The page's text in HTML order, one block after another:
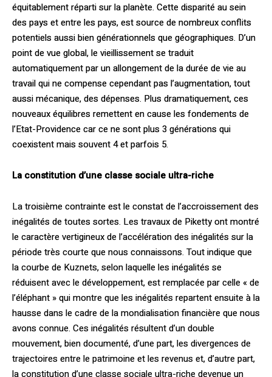
équitablement réparti sur la planète. Cette disparité au sein
des pays et entre les pays, est source de nombreux conflits
potentiels aussi bien générationnels que géographiques. D’un
point de vue global, le vieillissement se traduit
automatiquement par un allongement de la durée de vie au
travail qui ne compense cependant pas l’augmentation, tout
aussi mécanique, des dépenses. Plus dramatiquement, ces
nouveaux équilibres remettent en cause les fondements de
l’Etat-Providence car ce ne sont plus 3 générations qui
coexistent mais souvent 4 et parfois 5.
La constitution d’une classe sociale ultra-riche
La troisième contrainte est le constat de l’accroissement des
inégalités de toutes sortes. Les travaux de Piketty ont montré
le caractère vertigineux de l’accélération des inégalités sur la
période très courte que nous connaissons. Tout indique que
la courbe de Kuznets, selon laquelle les inégalités se
réduisent avec le développement, est remplacée par celle « de
l’éléphant » qui montre que les inégalités repartent ensuite à la
hausse dans le cadre de la mondialisation financière que nous
avons connue. Ces inégalités résultent d’un double
mouvement, bien documenté, d’une part, les divergences de
trajectoires entre le patrimoine et les revenus et, d’autre part,
la constitution d’une classe sociale ultra-riche devenue un